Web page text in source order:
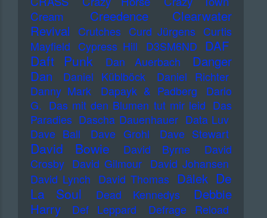
Cream
Creedence Clearwater
Revival
Crutches Curd Jürgens Curtis
Mayfield Cypress Hill D3SM6ND DAF
Daft Punk Dan Auerbach
Danger
Dan
Daniel Küblböck
Daniel Richter
Danny Mark
Dapayk & Padberg
Dario
G. Das mit den Blumen tut mir leid Das
Paradies Dascha Dauenhauer Data Luv
Dave Ball
Dave Grohl Dave Stewart
David Bowie David Byrne
David
Crosby David Gilmour David Johansen
David Lynch David Thomas Dälek De
La Soul
Dead Kennedys
Debbie
Harry
Def Leppard
Defrage Reload